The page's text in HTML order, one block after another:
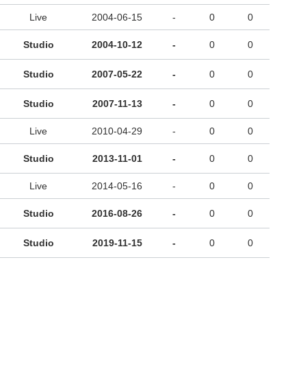
Live 2004-06-15 - 0 0
Studio 2004-10-12 - 0 0
Studio 2007-05-22 - 0 0
Studio 2007-11-13 - 0 0
Live 2010-04-29 - 0 0
Studio 2013-11-01 - 0 0
Live 2014-05-16 - 0 0
Studio 2016-08-26 - 0 0
Studio 2019-11-15 - 0 0